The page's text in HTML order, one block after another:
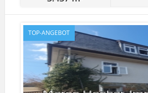
TOP-ANGEBOT